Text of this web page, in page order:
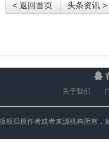
< 返回首页 头条资讯 >
关于我们
权归原作者或者来源机构所有